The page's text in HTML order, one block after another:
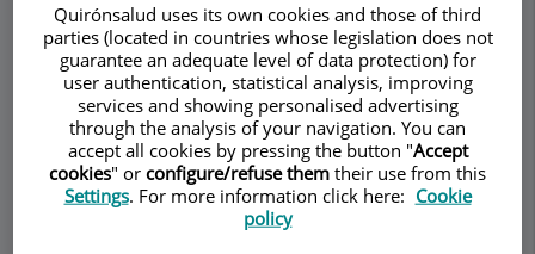
DescripciónServiciosEquipoContactoHorario
Retina (DMAE)
Laretina, la capa más interna del globo ocular,es
una membrana transparente compuesta de
Quirónsalud uses its own cookies and those of third
parties (located in countries whose legislation does not
guarantee an adequate level of data protection) for
user authentication, statistical analysis, improving
services and showing personalised advertising
through the analysis of your navigation. You can
accept all cookies by pressing the button "Accept
cookies" or configure/refuse them their use from this
Settings. For more information click here: Cookie
policy